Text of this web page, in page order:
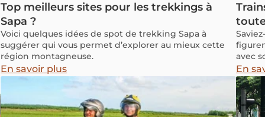
Top meilleurs sites pour les trekkings à
Sapa ?
Voici quelques idées de spot de trekking Sapa à
suggérer qui vous permet d’explorer au mieux cette
région montagneuse.
En savoir plus
avec
En